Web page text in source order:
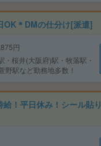
OK＊DMの仕分け[派遣]
円
・桜井(大阪府)駅・牧落駅・
野駅など勤務地多数！
！平日休み！シール貼